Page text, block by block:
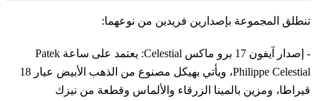
تنطلق المجموعة بإصدارين فريدين من نوعهما:
- إصدار آيفون 17 برو ماكس Celestial: يعتمد على ساعة Patek
Philippe Celestial، ويأتي بهيكل مصنوع من الذهب الأبيض عيار 18
قيراطا، ومزين بالمينا الزرقاء والألماس وقطعة من نيزك